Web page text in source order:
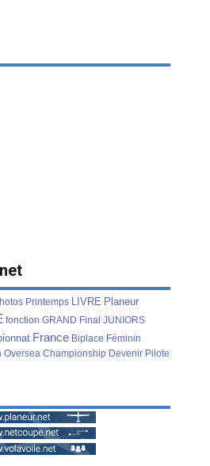
Printemps LIVRE Planeur
fonction GRAND Final JUNIORS
France Biplace Féminin
Oversea Championship Devenir Pilote